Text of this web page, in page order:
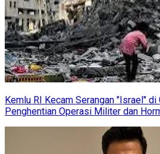
Kemlu RI Kecam Serangan "Israel" di
Penghentian Operasi Militer dan